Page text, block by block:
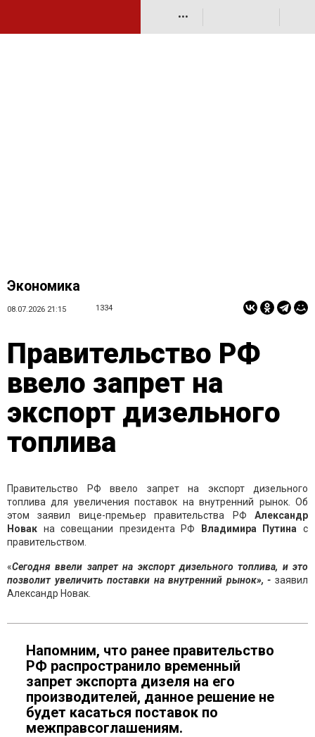
•••
Экономика
08.07.2026 21:15 1334
Правительство РФ
ввело запрет на
экспорт дизельного
топлива
Правительство РФ ввело запрет на экспорт дизельного
топлива для увеличения поставок на внутренний рынок. Об
этом заявил вице-премьер правительства РФ Александр
Новак на совещании президента РФ Владимира Путинас
правительством.
«Сегодня ввели запрет на экспорт дизельного топлива, и это
позволит увеличить поставки на внутренний рынок», - заявил
Александр Новак.
Напомним, что ранее правительство
РФ распространило временный
запрет экспорта дизеля на его
производителей, данное решение не
будет касаться поставок по
межправсоглашениям.